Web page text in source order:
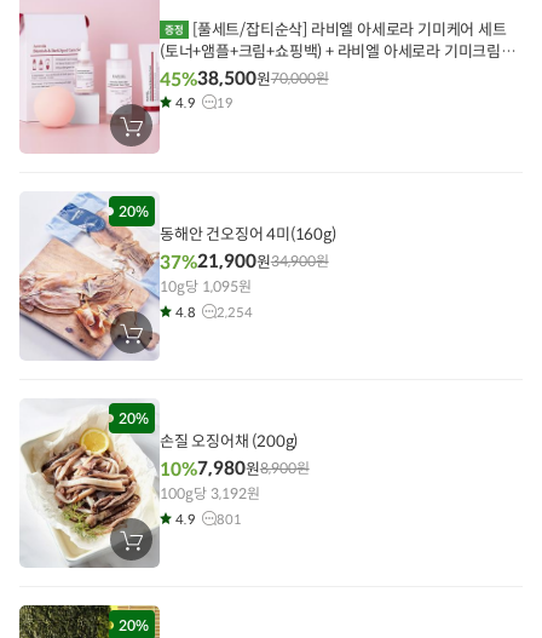
장
바
에
담
기
(토너+앰플+크림+쇼핑백) + 라비엘 아세로라 기미크림
10ml [미니어처]
45%38,500원70,000원
4.9 19
20%
장
바
에
담
기
동해안 건오징어 4미(160g)
37%21,900원34,900원
10g당 1,095원
4.8 2,254
20%
장
바
에
담
손질 오징어채 (200g)
10%7,980원8,900원
100g당 3,192원
4.9 801
20%